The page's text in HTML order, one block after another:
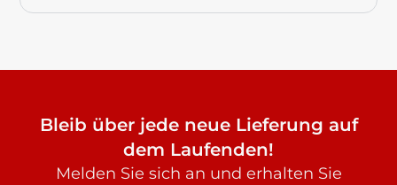
Bleib über jede neue Lieferung auf
dem Laufenden!
Melden Sie sich an und erhalten Sie